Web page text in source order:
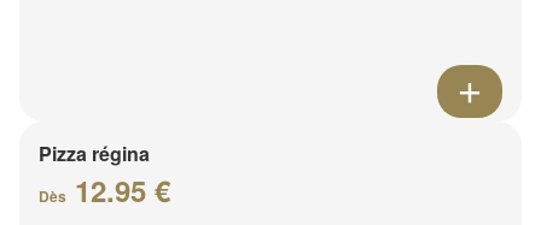
Pizza régina
Dès 12.95 €